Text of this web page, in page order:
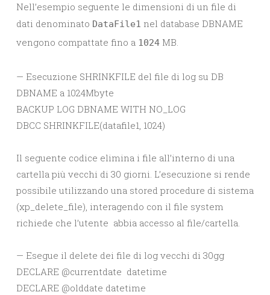
Nell’esempio seguente le dimensioni di un file di
dati denominato DataFile1 nel database DBNAME
vengono compattate fino a 1024 MB.
— Esecuzione SHRINKFILE del file di log su DB
DBNAME a 1024Mbyte
BACKUP LOG DBNAME WITH NO_LOG
DBCC SHRINKFILE(datafile1, 1024)
Il seguente codice elimina i file all’interno di una
cartella più vecchi di 30 giorni. L’esecuzione si rende
possibile utilizzando una stored procedure di sistema
(xp_delete_file), interagendo con il file system
richiede che l’utente abbia accesso al file/cartella.
— Esegue il delete dei file di log vecchi di 30gg
DECLARE @currentdate datetime
DECLARE @olddate datetime